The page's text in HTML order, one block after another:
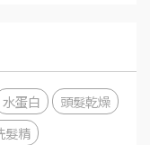
水蛋白
頭髮乾燥
髮精